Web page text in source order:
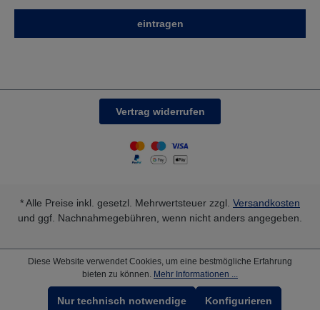
eintragen
Vertrag widerrufen
* Alle Preise inkl. gesetzl. Mehrwertsteuer zzgl. Versandkosten
und ggf. Nachnahmegebühren, wenn nicht anders angegeben.
Diese Website verwendet Cookies, um eine bestmögliche Erfahrung
bieten zu können. Mehr Informationen ...
Nur technisch notwendige Konfigurieren